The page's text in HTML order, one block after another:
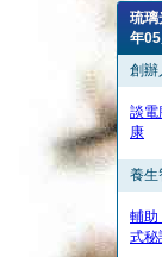
琉璃
年
創辦
談電
康
養生
輔助
式秘